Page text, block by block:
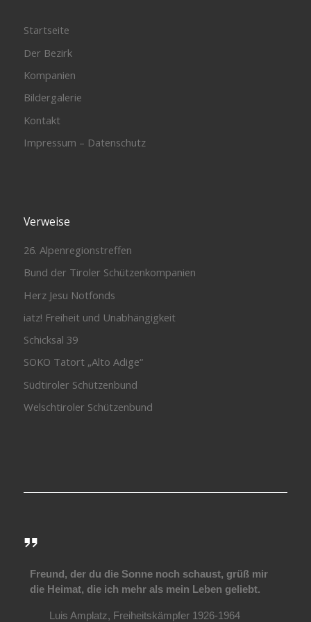
Startseite
Der Bezirk
Kompanien
Bildergalerie
Kontakt
Impressum – Datenschutz
Verweise
26. Alpenregionstreffen
Bund der Tiroler Schützenkompanien
Herz Jesu Notfonds
iatz! Freiheit und Unabhängigkeit
Schicksal 39
SOKO Tatort „Alto Adige“
Südtiroler Schützenbund
Welschtiroler Schützenbund
Freund, der du die Sonne noch schaust, grüß mir
die Heimat, die ich mehr als mein Leben geliebt.
Luis Amplatz, Freiheitskämpfer 1926-1964